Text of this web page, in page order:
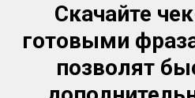
Скачайте
готовыми
позволят